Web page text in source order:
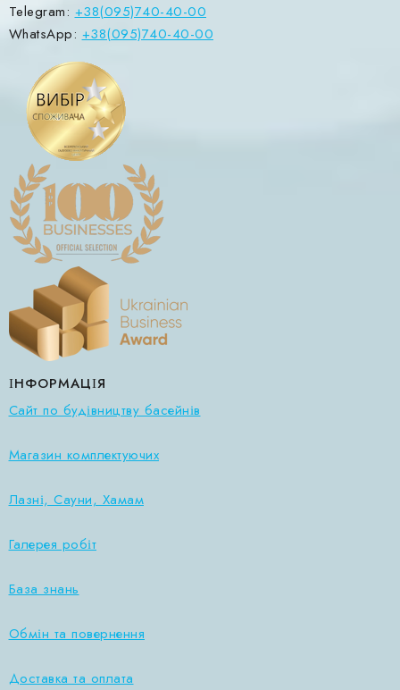
Telegram: +38(095)740-40-00
WhatsApp: +38(095)740-40-00
ІНФОРМАЦІЯ
Сайт по будівництву басейнів
Магазин комплектуючих
Лазні, Сауни, Хамам
Галерея робіт
База знань
Обмін та повернення
Доставка та оплата